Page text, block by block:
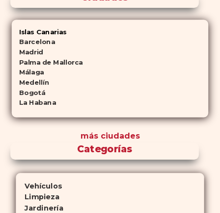
Islas Canarias
Barcelona
Madrid
Palma de Mallorca
Málaga
Medellín
Bogotá
La Habana
más ciudades
Categorías
Vehículos
Limpieza
Jardinería